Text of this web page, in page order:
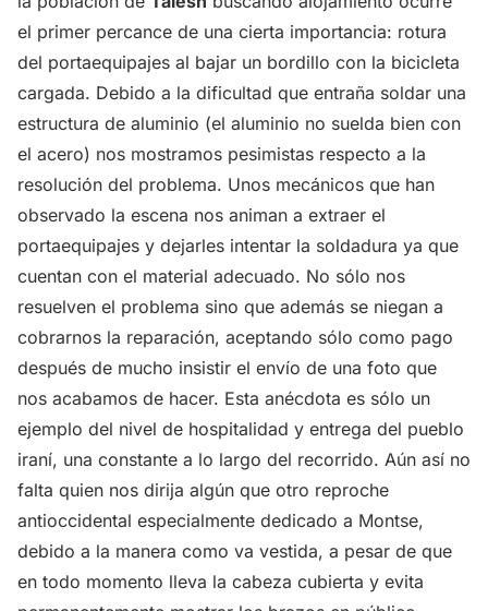
el primer percance de una cierta importancia: rotura
del portaequipajes al bajar un bordillo con la bicicleta
cargada. Debido a la dificultad que entraña soldar una
estructura de aluminio (el aluminio no suelda bien con
el acero) nos mostramos pesimistas respecto a la
resolución del problema. Unos mecánicos que han
observado la escena nos animan a extraer el
portaequipajes y dejarles intentar la soldadura ya que
cuentan con el material adecuado. No sólo nos
resuelven el problema sino que además se niegan a
cobrarnos la reparación, aceptando sólo como pago
después de mucho insistir el envío de una foto que
nos acabamos de hacer. Esta anécdota es sólo un
ejemplo del nivel de hospitalidad y entrega del pueblo
iraní, una constante a lo largo del recorrido. Aún así no
falta quien nos dirija algún que otro reproche
antioccidental especialmente dedicado a Montse,
debido a la manera como va vestida, a pesar de que
en todo momento lleva la cabeza cubierta y evita